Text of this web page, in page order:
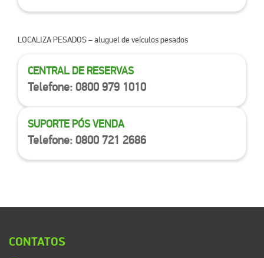
LOCALIZA PESADOS– aluguel de veículos pesados
CENTRAL DE RESERVAS
Telefone: 0800 979 1010
SUPORTE PÓS VENDA
Telefone: 0800 721 2686
CONTATOS